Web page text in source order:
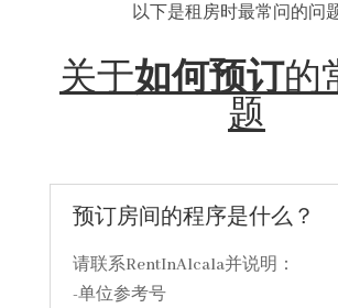
以下是租房时最常问的问题
关于如何预订的
题
预订房间的程序是什么？
请联系RentInAlcala并说明：
-单位参考号